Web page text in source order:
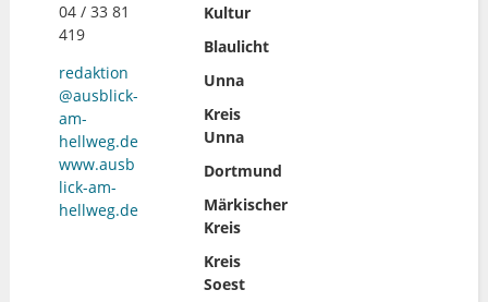
04 / 33 81
419
redaktion
@ausblick-
am-
hellweg.de
www.ausb
lick-am-
hellweg.de
Kultur
Blaulicht
Unna
Kreis
Unna
Dortmund
Märkischer
Kreis
Kreis
Soest